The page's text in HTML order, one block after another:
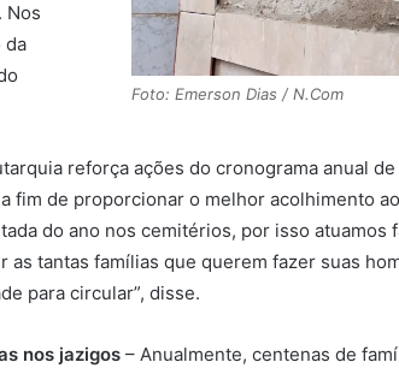
Foto: Emerson Dias / N.Com
Nos
da
reforça ações do cronograma anual
fim de proporcionar o melhor acolhimento
do ano nos cemitérios, por isso atuamos
tantas famílias que querem fazer suas
para circular”, disse.
nos jazigos – Anualmente, centenas de